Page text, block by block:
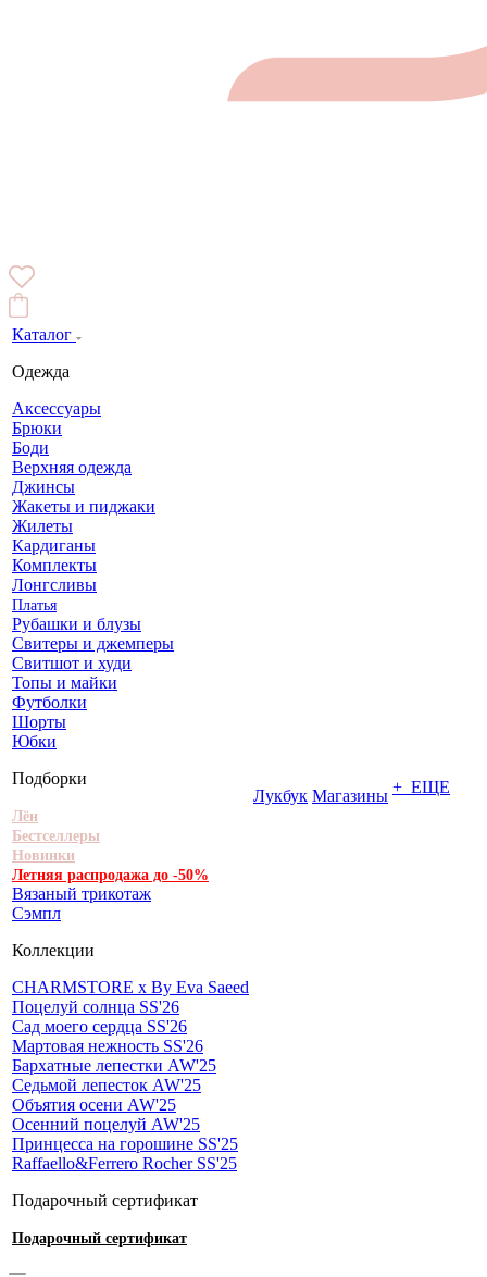
Каталог
Одежда
Аксессуары
Брюки
Боди
Верхняя одежда
Джинсы
Жакеты и пиджаки
Жилеты
Кардиганы
Комплекты
Лонгсливы
Платья
Рубашки и блузы
Свитеры и джемперы
Свитшот и худи
Топы и майки
Футболки
Шорты
Юбки
Подборки
Лён
Бестселлеры
Новинки
Летняя распродажа до -50%
Вязаный трикотаж
Сэмпл
Коллекции
CHARMSTORE х By Eva Saeed
Поцелуй солнца SS'26
Сад моего сердца SS'26
Мартовая нежность SS'26
Бархатные лепестки AW'25
Седьмой лепесток AW'25
Объятия осени AW'25
Осенний поцелуй AW'25
Принцесса на горошине SS'25
Raffaello&Ferrero Rocher SS'25
Подарочный сертификат
Подарочный сертификат
Лукбук Магазины + ЕЩЕ